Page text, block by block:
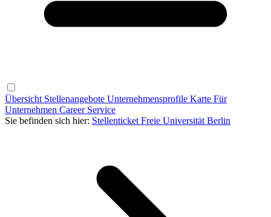
Übersicht Stellenangebote Unternehmensprofile Karte Für
Unternehmen Career Service
Sie befinden sich hier: Stellenticket Freie Universität Berlin